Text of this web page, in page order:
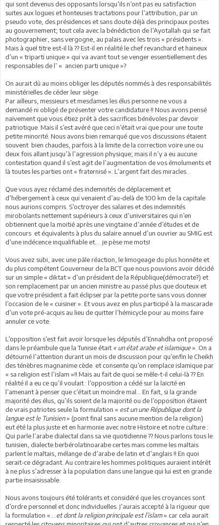
qui sont devenus des opposants lorsqu’ils n’ont pas eu satisfaction
suites aux logues et honteuses tractations pour l’attribution, par un
pseudo vote, des présidences et sans doute déjà des principaux postes
au gouvernement; tout cela avec la bénédiction de l’Ayotallah qui se fait
photographier, sans vergogne, au palais avec les trois « présidents ».
Mais à quel titre est-il là ?? Est-il en réalité le chef revanchard et haineux
d’un « triparti unique » qui va avant tout se venger essentiellement des
responsables de l’ « ancien parti unique »?
On aurait dû au moins obliger les députés nommés à des responsabilités
ministérielles de céder leur siège.
Par ailleurs, messieurs et mesdames les élus personne ne vous a
demandé ni obligé de présenter votre candidature !! Nous avons pensé
naïvement que vous étiez prêt à des sacrifices bénévoles par devoir
patriotique. Mais il s’est avéré que ceci n’était vrai que pour une toute
petite minorité. Nous avons bien remarqué que vos discussions étaient
souvent bien chaudes, parfois à la limite de la correction voire une ou
deux fois allant jusqu’à l’agression physique; mais il n’y a eu aucune
contestation quand il s’est agit de l’augmentation de vos émoluments et
là toutes les parties ont « fraternisé ». L’argent fait des miracles…
Que vous ayez réclamé des indemnités de déplacement et
d’hébergement à ceux qui venaient d’au-delà de 100 km de la capitale
nous aurions compris. S’octroyer des salaires et des indemnités
mirobolants nettement supérieurs à ceux d’universitaires qui n’en
obtiennent que la moitié après une vingtaine d’année d’études et de
concours et équivalents à plus du salaire annuel d’un ouvrier au SMIG est
d’une indécence inqualifiable et…. je pèse me mots!
Vous avez subi, avec une pâle réaction, le limogeage du plus honnête et
du plus compétent Gouverneur de la BCT que nous pouvions avoir décidé
sur un simple « diktat » d’un président de la République(démocrate?) et
son remplacement par un ancien ministre au passé plus que douteux et
que votre président a fait éclipser par la petite porte sans vous donner
l’occasion de le « cuisiner ». Et vous avez en plus participé à la mascarade
d’un vote pré-acquis au lieu de quitter l’hémicycle pour au moins faire
annuler ce vote.
L’opposition s’est fait avoir lorsque les députés d’Ennahdha ont proposé
dans le préambule que la Tunisie était« un état arabe et islamique». On a
détourné l’attention durant un mois de discussion pour qu’enfin le Cheikh
des ténèbres magnanime cède et consente qu’on remplace islamique par
« sa religion est l’islam »!! Mais au fait de quoi se mêle-t-il celui-là ?? En
réalité il a eu ce qu’il voulait : l’opposition a cédé sur la laïcité en
l’amenant à penser que c’était un moindre mal… En fait, si la grande
majorité des élus, qu’ils soient de la majorité ou de l’opposition étaient
de vrais patriotes seule la formulation « est un une République dont la
langue est le Tunisien» (point final sans aucune mention de la religion)
eut été la plus juste et en harmonie avec notre Histoire et notre culture :
Qui parle l’arabe dialectal dans sa vie quotidienne ?? Nous parlons tous le
tunisien, dialecte berbérolatinoarabe certes mais comme les maltais
parlent le maltais, mélange de d’arabe de latin et d’anglais !! En quoi
serait-ce dégradant. Au contraire les hommes politiques auraient intérêt
à ne plus s’adresser à la population dans une langue qui lui est en grande
partie insaisissable.
Nous avons toujours été tolérants et considéré que les croyances sont
d’ordre personnel et donc individuelles. J’aurais accepté à la rigueur que
la formulation «…. et dont la religion principale est l’islam» car cela aurait